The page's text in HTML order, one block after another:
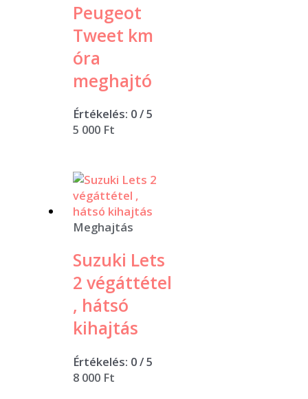
Peugeot
Tweet km
óra
meghajtó
Értékelés: 0/ 5
5 000 Ft
Meghajtás
Suzuki Lets
2 végáttétel
, hátsó
kihajtás
Értékelés: 0/ 5
8 000 Ft